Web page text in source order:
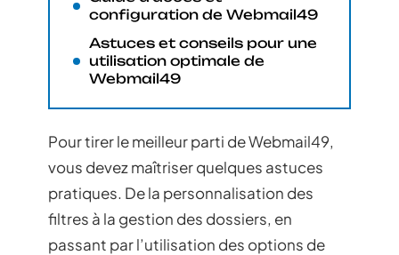
configuration de Webmail49
Astuces et conseils pour une
utilisation optimale de
Webmail49
Pour tirer le meilleur parti de Webmail49,
vous devez maîtriser quelques astuces
pratiques. De la personnalisation des
filtres à la gestion des dossiers, en
passant par l’utilisation des options de